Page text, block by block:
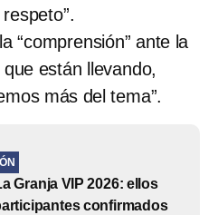
“comprensión” ante la
están llevando,
más del tema”.
Granja VIP 2026: ellos
confirmados